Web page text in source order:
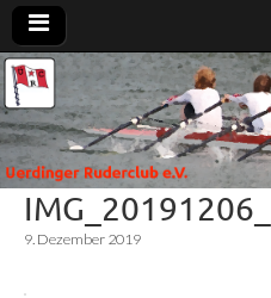
e.V.
Rudern in
Krefeld-
Uerdingen
9. Dezember 2019